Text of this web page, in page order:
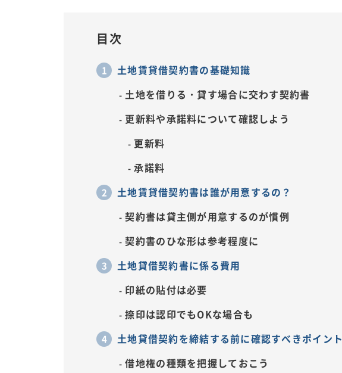
目次
土地賃貸借契約書の基礎知識
土地を借りる・貸す場合に交わす契約書
更新料や承諾料について確認しよう
更新料
承諾料
土地賃貸借契約書は誰が用意するの？
契約書は貸主側が用意するのが慣例
契約書のひな形は参考程度に
土地貸借契約書に係る費用
印紙の貼付は必要
捺印は認印でもOKな場合も
土地貸借契約を締結する前に確認すべきポイント
借地権の種類を把握しておこう